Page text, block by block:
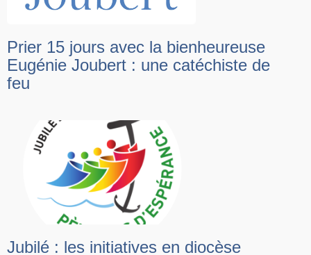
Prier 15 jours avec la bienheureuse
Eugénie Joubert : une catéchiste de
feu
Jubilé : les initiatives en diocèse